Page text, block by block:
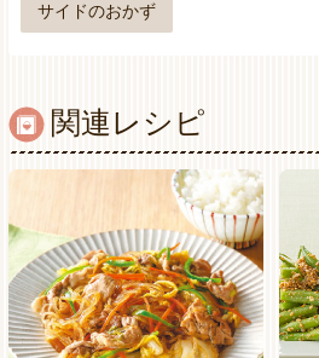
サイドのおかず
関連レシピ